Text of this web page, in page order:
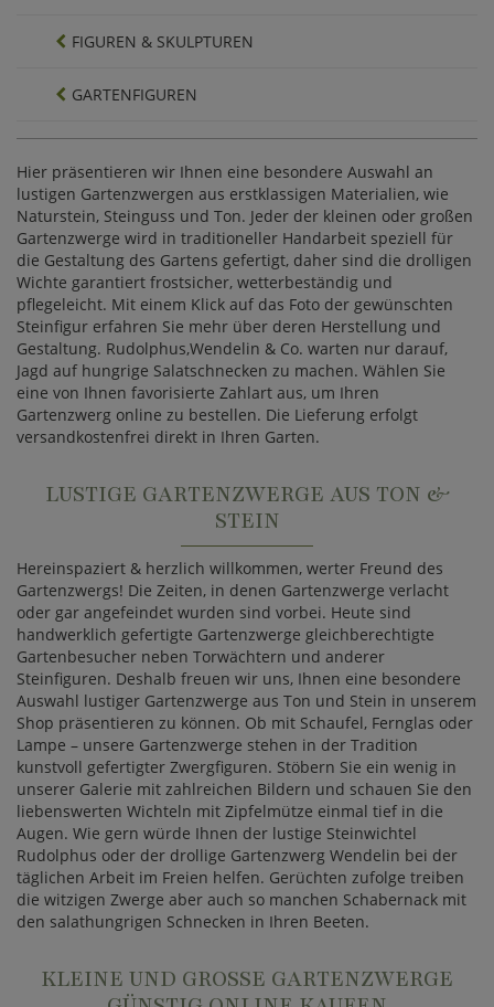
FIGUREN & SKULPTUREN
GARTENFIGUREN
Hier präsentieren wir Ihnen eine besondere Auswahl an
lustigen Gartenzwergen aus erstklassigen Materialien, wie
Naturstein, Steinguss und Ton. Jeder der kleinen oder großen
Gartenzwerge wird in traditioneller Handarbeit speziell für
die Gestaltung des Gartens gefertigt, daher sind die drolligen
Wichte garantiert frostsicher, wetterbeständig und
pflegeleicht. Mit einem Klick auf das Foto der gewünschten
Steinfigur erfahren Sie mehr über deren Herstellung und
Gestaltung. Rudolphus,Wendelin & Co. warten nur darauf,
Jagd auf hungrige Salatschnecken zu machen. Wählen Sie
eine von Ihnen favorisierte Zahlart aus, um Ihren
Gartenzwerg online zu bestellen. Die Lieferung erfolgt
versandkostenfrei direkt in Ihren Garten.
LUSTIGE GARTENZWERGE AUS TON &
STEIN
Hereinspaziert & herzlich willkommen, werter Freund des
Gartenzwergs! Die Zeiten, in denen Gartenzwerge verlacht
oder gar angefeindet wurden sind vorbei. Heute sind
handwerklich gefertigte Gartenzwerge gleichberechtigte
Gartenbesucher neben Torwächtern und anderer
Steinfiguren. Deshalb freuen wir uns, Ihnen eine besondere
Auswahl lustiger Gartenzwerge aus Ton und Stein in unserem
Shop präsentieren zu können. Ob mit Schaufel, Fernglas oder
Lampe – unsere Gartenzwerge stehen in der Tradition
kunstvoll gefertigter Zwergfiguren. Stöbern Sie ein wenig in
unserer Galerie mit zahlreichen Bildern und schauen Sie den
liebenswerten Wichteln mit Zipfelmütze einmal tief in die
Augen. Wie gern würde Ihnen der lustige Steinwichtel
Rudolphus oder der drollige Gartenzwerg Wendelin bei der
täglichen Arbeit im Freien helfen. Gerüchten zufolge treiben
die witzigen Zwerge aber auch so manchen Schabernack mit
den salathungrigen Schnecken in Ihren Beeten.
KLEINE UND GROSSE GARTENZWERGE G